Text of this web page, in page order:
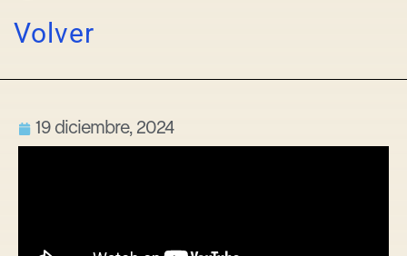
Volver
19 diciembre, 2024